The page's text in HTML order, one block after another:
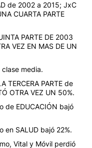
de 2002 a 2015; JxC
CUARTA PARTE
PARTE DE 2003
VEZ EN MAS DE UN
media.
TERCERA PARTE de
OTRA VEZ UN 50%.
de EDUCACIÓN bajó
en SALUD bajó 22%.
Vital y Móvil perdió